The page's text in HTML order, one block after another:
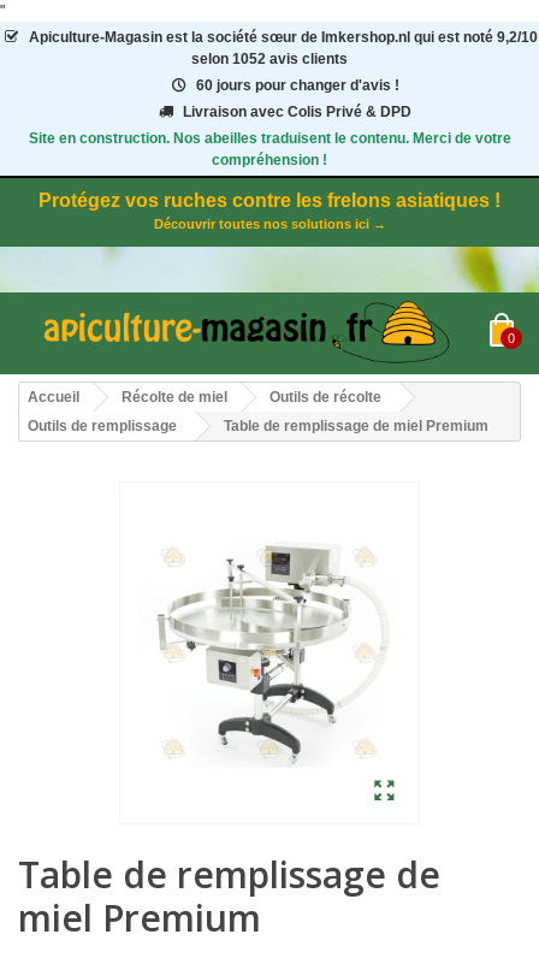
"
Apiculture-Magasinest la société sœur de Imkershop.nl qui est noté 9,2/10
selon 1052 avis clients
60 jours pour changer d'avis !
Livraison avec Colis Privé & DPD
Site en construction. Nos abeilles traduisent le contenu. Merci de votre
compréhension !
Protégez vos ruches contre les frelons asiatiques !
Découvrir toutes nos solutions ici →
0
Accueil Récolte de miel
Outils de récolte
Outils de remplissage
Table de remplissage de miel Premium
Table de remplissage de
miel Premium